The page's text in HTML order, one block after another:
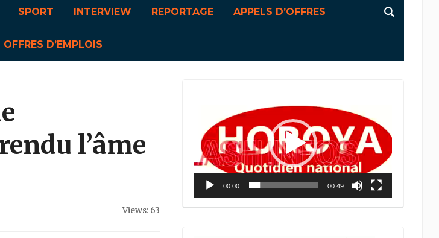
SPORT INTERVIEW REPORTAGE APPELS D’OFFRES
OFFRES D’EMPLOIS
l’âme
Views: 63
00:00 00:49